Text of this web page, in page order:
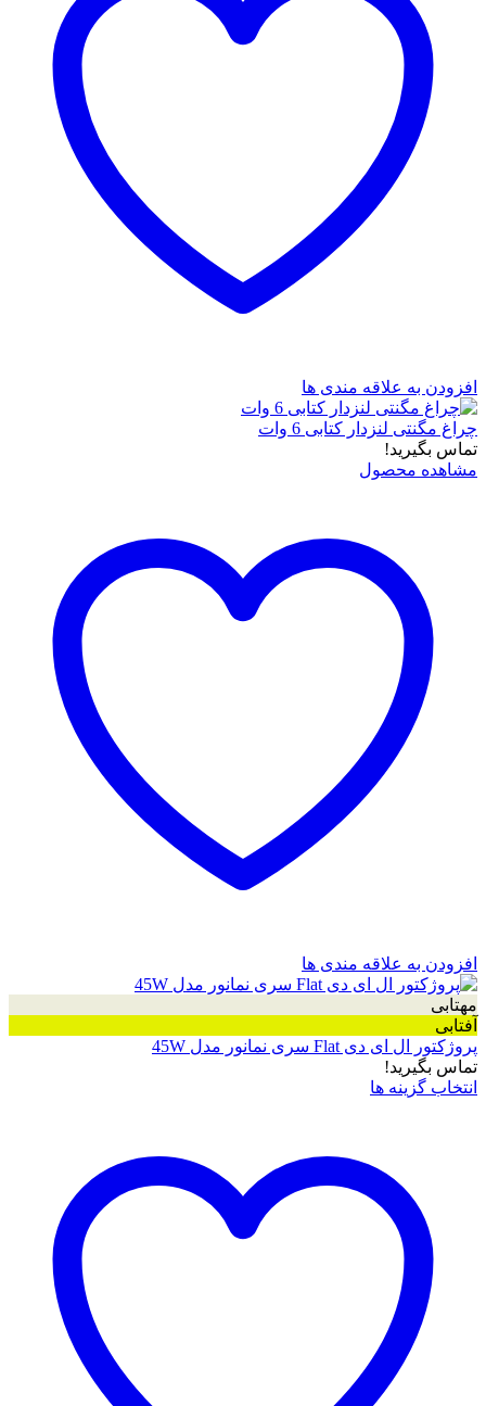
افزودن به علاقه مندی ها
چراغ مگنتی لنزدار کتابی 6 وات
تماس بگیرید!
مشاهده محصول
افزودن به علاقه مندی ها
مهتابی
آفتابی
پروژکتور ال ای دی Flat سری نمانور مدل 45W
تماس بگیرید!
انتخاب گزینه ها